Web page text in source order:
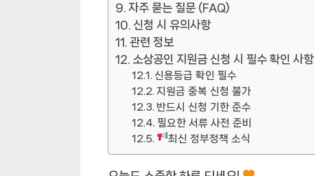
자주 묻는 질문 (FAQ)
신청 시 유의사항
관련 정보
소상공인 지원금 신청 시 필수 확인 사항
신용등급 확인 필수
지원금 중복 신청 불가
반드시 신청 기한 준수
필요한 서류 사전 준비
최신 정부정책 소식